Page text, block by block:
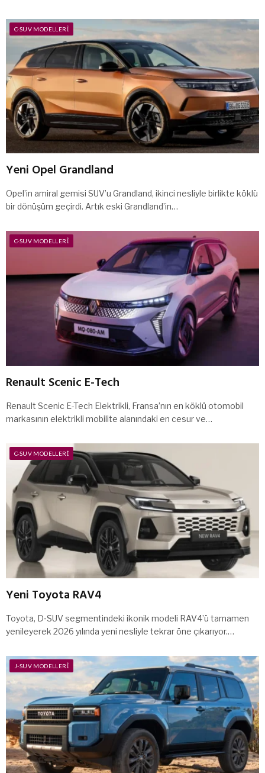
C-SUV MODELLERI
Yeni Opel Grandland
Opel’in amiral gemisi SUV’u Grandland, ikinci nesliyle birlikte köklü
bir dönüşüm geçirdi. Artık eski Grandland’in…
C-SUV MODELLERI
Renault Scenic E-Tech
Renault Scenic E-Tech Elektrikli, Fransa’nın en köklü otomobil
markasının elektrikli mobilite alanındaki en cesur ve…
C-SUV MODELLERI
Yeni Toyota RAV4
Toyota, D‑SUV segmentindeki ikonik modeli RAV4’ü tamamen
yenileyerek 2026 yılında yeni nesliyle tekrar öne çıkarıyor.…
J-SUV MODELLERI